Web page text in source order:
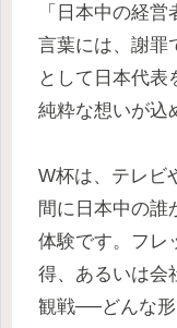
「日本中の経
言葉には、謝罪
として日本代表
純粋な想いが込
W杯は、テレビ
間に日本中の誰
体験です。フレ
得、あるいは会
観戦──どんな